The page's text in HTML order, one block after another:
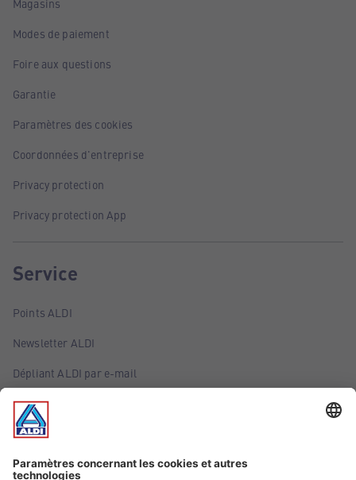
Magasins
Modes de paiement
Foire aux questions
Garantie
Paramètres des cookies
Coordonnées d'entreprise
Privacy protection
Privacy protection App
Service
Points ALDI
Newsletter ALDI
Dépliant ALDI par e-mail
Offres
Infos essentielles